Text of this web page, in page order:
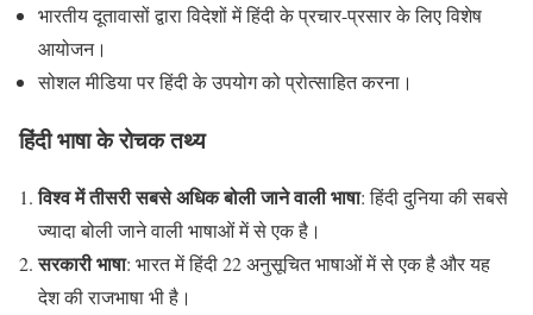
भारतीय दूतावासों द्वारा विदेशों में हिंदी के प्रचार-प्रसार के लिए विशेष
आयोजन।
सोशल मीडिया पर हिंदी के उपयोग को प्रोत्साहित करना।
हिंदी भाषा के रोचक तथ्य
विश्व में तीसरी सबसे अधिक बोली जाने वाली भाषा: हिंदी दुनिया की सबसे
ज्यादा बोली जाने वाली भाषाओं में से एक है।
सरकारी भाषा: भारत में हिंदी 22 अनुसूचित भाषाओं में से एक है और यह
देश की राजभाषा भी है।